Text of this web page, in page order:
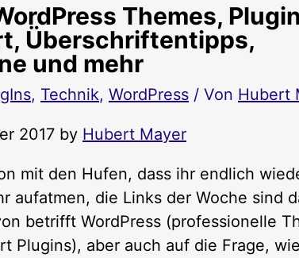
Themes,
Überschriftentipps,
und mehr
, Technik, WordPress / Von Hubert
2017 by Hubert Mayer
mit den Hufen, dass ihr endlich
aufatmen, die Links der Woche sind
betrifft WordPress (professionelle
Plugins), aber auch auf die Frage,